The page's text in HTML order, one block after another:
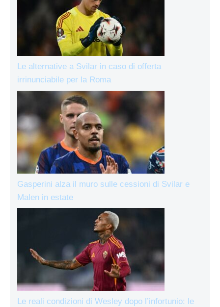
Le alternative a Svilar in caso di offerta
irrinunciabile per la Roma
Gasperini alza il muro sulle cessioni di Svilar e
Malen in estate
Le reali condizioni di Wesley dopo l’infortunio: le